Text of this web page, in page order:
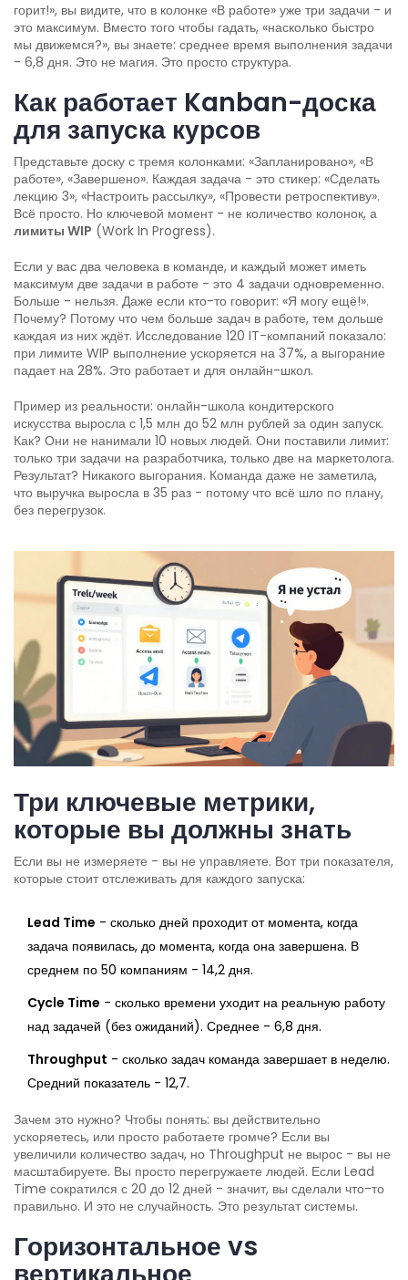
горит!», вы видите, что в колонке «В работе» уже три задачи - и
это максимум. Вместо того чтобы гадать, «насколько быстро
мы движемся?», вы знаете: среднее время выполнения задачи
- 6,8 дня. Это не магия. Это просто структура.
Как работает Kanban-доска
для запуска курсов
Представьте доску с тремя колонками: «Запланировано», «В
работе», «Завершено». Каждая задача - это стикер: «Сделать
лекцию 3», «Настроить рассылку», «Провести ретроспективу».
Всё просто. Но ключевой момент - не количество колонок, а
лимиты WIP (Work In Progress).
Если у вас два человека в команде, и каждый может иметь
максимум две задачи в работе - это 4 задачи одновременно.
Больше - нельзя. Даже если кто-то говорит: «Я могу ещё!».
Почему? Потому что чем больше задач в работе, тем дольше
каждая из них ждёт. Исследование 120 IT-компаний показало:
при лимите WIP выполнение ускоряется на 37%, а выгорание
падает на 28%. Это работает и для онлайн-школ.
Пример из реальности: онлайн-школа кондитерского
искусства выросла с 1,5 млн до 52 млн рублей за один запуск.
Как? Они не нанимали 10 новых людей. Они поставили лимит:
только три задачи на разработчика, только две на маркетолога.
Результат? Никакого выгорания. Команда даже не заметила,
что выручка выросла в 35 раз - потому что всё шло по плану,
без перегрузок.
Три ключевые метрики,
которые вы должны знать
Если вы не измеряете - вы не управляете. Вот три показателя,
которые стоит отслеживать для каждого запуска:
Lead Time - сколько дней проходит от момента, когда
задача появилась, до момента, когда она завершена. В
среднем по 50 компаниям - 14,2 дня.
Cycle Time - сколько времени уходит на реальную работу
над задачей (без ожиданий). Среднее - 6,8 дня.
Throughput - сколько задач команда завершает в неделю.
Средний показатель - 12,7.
Зачем это нужно? Чтобы понять: вы действительно
ускоряетесь, или просто работаете громче? Если вы
увеличили количество задач, но Throughput не вырос - вы не
масштабируете. Вы просто перегружаете людей. Если Lead
Time сократился с 20 до 12 дней - значит, вы сделали что-то
правильно. И это не случайность. Это результат системы.
Горизонтальное vs